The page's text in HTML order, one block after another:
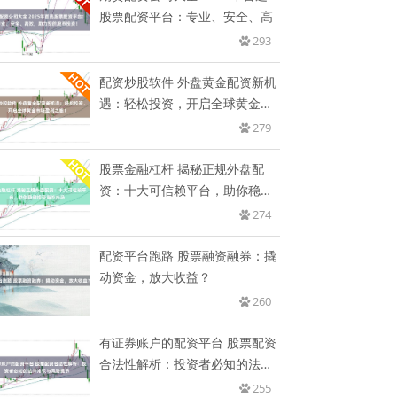
股票配资平台：专业、安全、高
293
配资炒股软件 外盘黄金配资新机
遇：轻松投资，开启全球黄金市
279
股票金融杠杆 揭秘正规外盘配
资：十大可信赖平台，助你稳健
274
配资平台跑路 股票融资融券：撬
动资金，放大收益？
260
有证券账户的配资平台 股票配资
合法性解析：投资者必知的法律
255